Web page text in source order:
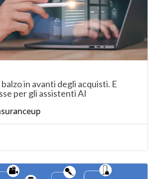
in avanti degli acquisti. E
per gli assistenti AI